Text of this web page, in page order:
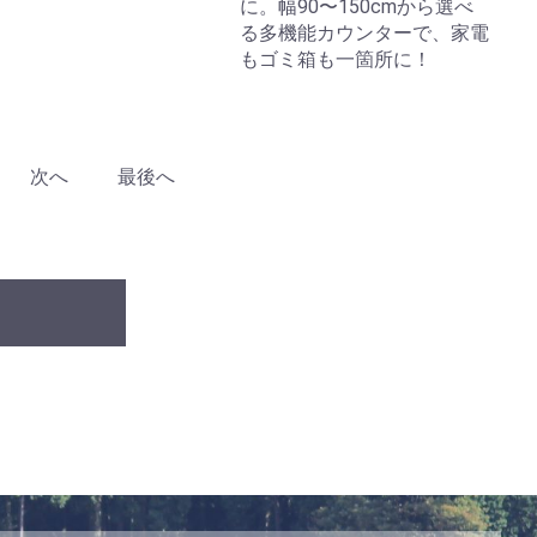
に。幅90〜150cmから選べ
る多機能カウンターで、家電
もゴミ箱も一箇所に！
次へ 最後へ